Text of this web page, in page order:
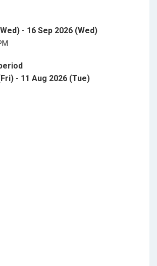
- 16 Sep 2026 (Wed)
- 11 Aug 2026 (Tue)